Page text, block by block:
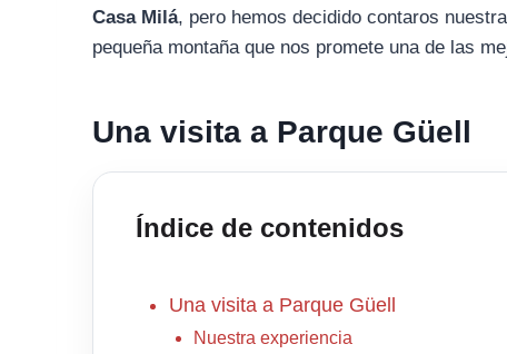
Casa Milá, pero hemos decidido contaros
pequeña montaña que nos promete una de las
Una visita a Parque Güell
Índice de contenidos
Una visita a Parque Güell
Nuestra experiencia